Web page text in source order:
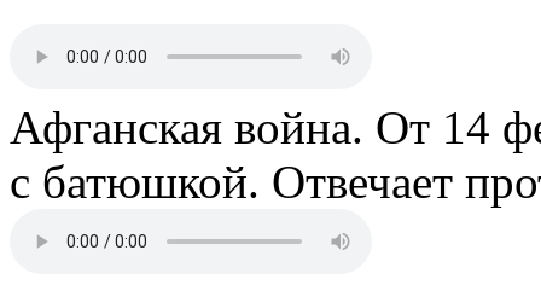
Афганская война. От 14
с батюшкой. Отвечает